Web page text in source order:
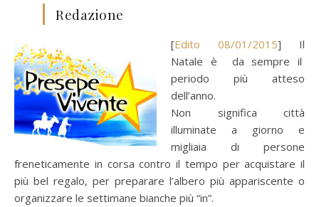
Redazione
[ Edito 08/01/2015] Il
Natale è da sempre il
periodo più atteso
dell’anno.
Non significa città
illuminate a giorno e
migliaia di persone
freneticamente in corsa contro il tempo per acquistare il
più bel regalo, per preparare l’albero più appariscente o
organizzare le settimane bianche più “in”.